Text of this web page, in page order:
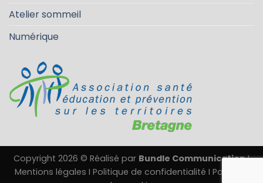
Atelier sommeil
Numérique
Copyright 2026 © Réalisé par Bundle CommunicationI
Mentions légales I Politique de confidentialité I Politique